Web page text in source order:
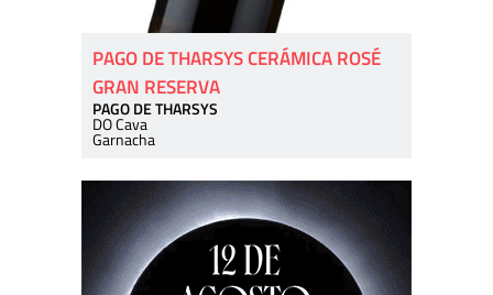
PAGO DE THARSYS CERÁMICA ROSÉ
GRAN RESERVA
PAGO DE THARSYS
DO Cava
Garnacha